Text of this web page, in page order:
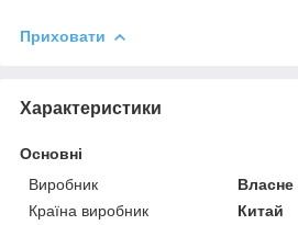
Приховати
Характеристики
Основні
Виробник
Країна виробник
Китай